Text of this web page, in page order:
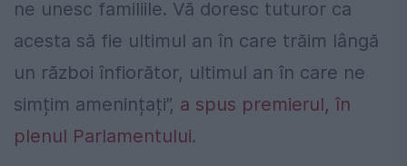
ne unesc familiile. Vă doresc tuturor ca
acesta să fie ultimul an în care trăim lângă
un război înfiorător, ultimul an în care ne
simțim amenințați”, a spus premierul, în
plenul Parlamentului.